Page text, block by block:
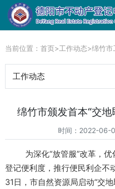
当前位置： 首页>工作动态>绵竹市
工作动态
绵竹市颁发首本“交
时间：2022-06-
为深化“放管服”改革，优
登记便利度，推行便民利企不
31日，市自然资源局启动“交